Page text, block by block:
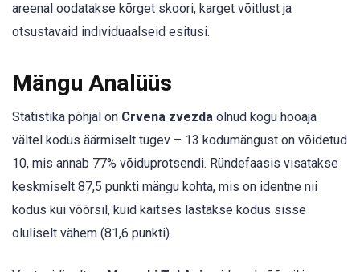
areenal oodatakse kõrget skoori, karget võitlust ja
otsustavaid individuaalseid esitusi.
Mängu Analüüs
Statistika põhjal on Crvena zvezda olnud kogu hooaja
vältel kodus äärmiselt tugev – 13 kodumängust on võidetud
10, mis annab 77% võiduprotsendi. Ründefaasis visatakse
keskmiselt 87,5 punkti mängu kohta, mis on identne nii
kodus kui võõrsil, kuid kaitses lastakse kodus sisse
oluliselt vähem (81,6 punkti).